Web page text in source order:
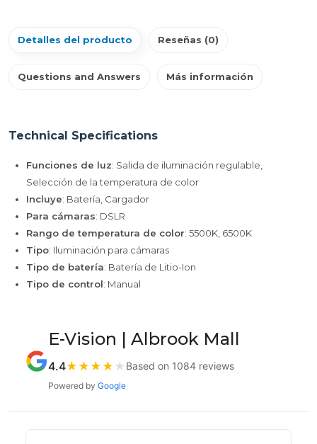
Detalles del producto Reseñas (0)
Questions and Answers Más información
Technical Specifications
Funciones de luz: Salida de iluminación regulable,
Selección de la temperatura de color
Incluye: Batería, Cargador
Para cámaras: DSLR
Rango de temperatura de color: 5500K, 6500K
Tipo: Iluminación para cámaras
Tipo de batería: Batería de Litio-Ion
Tipo de control: Manual
E-Vision | Albrook Mall
4.4★ ★ ★ ★ ★ Based on 1084 reviews
Powered by Google